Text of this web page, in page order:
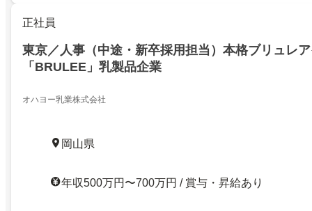
正社員
東京／人事（中途・新卒採用担当）本格ブリュレ
「BRULEE」乳製品企業
オハヨー乳業株式会社
岡山県
年収500万円〜700万円 / 賞与・昇給あり